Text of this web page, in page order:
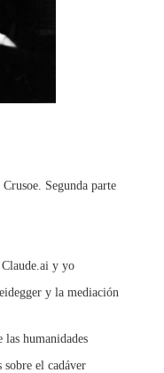
Segunda parte
Claude.ai y yo
y la mediación
humanidades
el cadáver